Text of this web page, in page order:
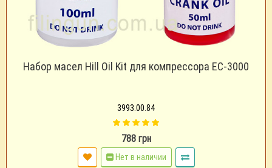
Набор масел Hill Oil Kit для компрессора EC-3000
3993.00.84
788 грн
Нет в наличии